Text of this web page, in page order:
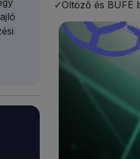
✓Öltöző és BÜFÉ